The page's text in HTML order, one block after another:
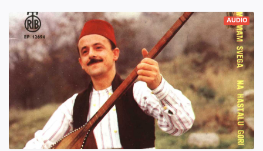
AUDIO